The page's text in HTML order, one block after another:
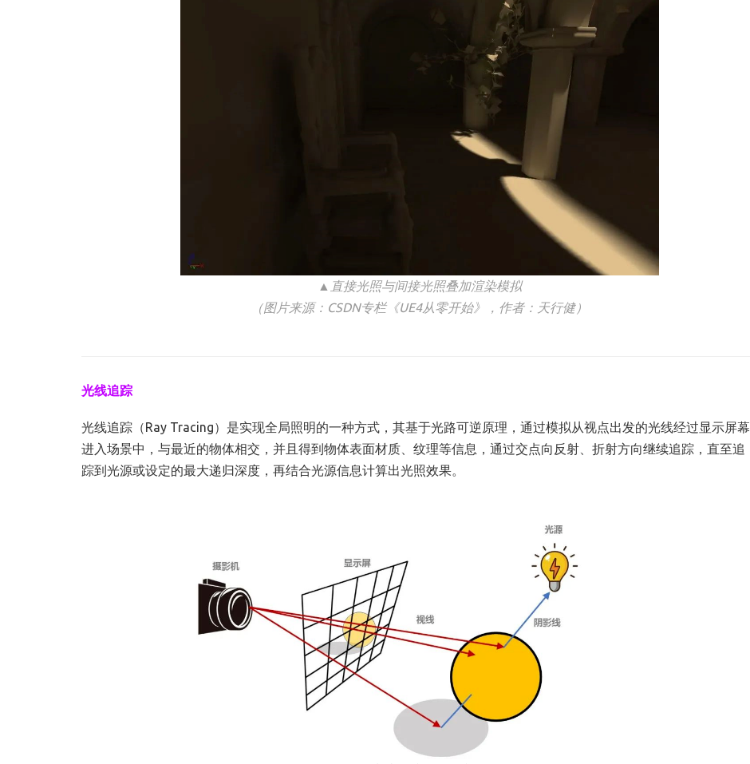
▲直接光照与间接光照叠加渲染模拟
（图片来源：CSDN专栏《UE4从零开始》，作者：天行健）
光线追踪
光线追踪（Ray Tracing）是实现全局照明的一种方式，其基于光路可逆原理，通过模拟从视点出发的光线经过显示屏幕
进入场景中，与最近的物体相交，并且得到物体表面材质、纹理等信息，通过交点向反射、折射方向继续追踪，直至追
踪到光源或设定的最大递归深度，再结合光源信息计算出光照效果。